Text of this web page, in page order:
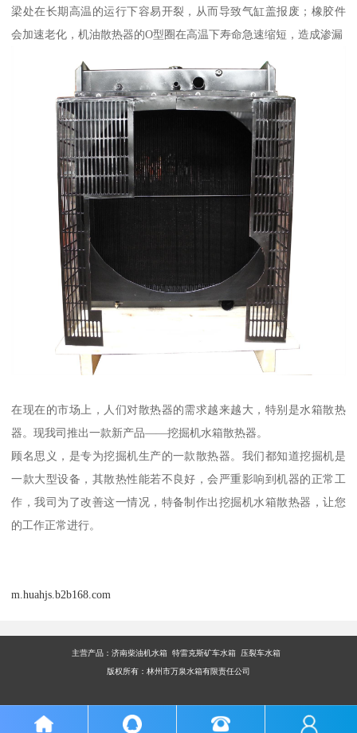
梁处在长期高温的运行下容易开裂，从而导致气缸盖报废；橡胶件
会加速老化，机油散热器的O型圈在高温下寿命急速缩短，造成渗漏
在现在的市场上，人们对散热器的需求越来越大，特别是水箱散热
器。现我司推出一款新产品——挖掘机水箱散热器。
顾名思义，是专为挖掘机生产的一款散热器。我们都知道挖掘机是
一款大型设备，其散热性能若不良好，会严重影响到机器的正常工
作，我司为了改善这一情况，特备制作出挖掘机水箱散热器，让您
的工作正常进行。
m.huahjs.b2b168.com
主营产品： 济南柴油机水箱 特雷克斯矿车水箱 压裂车水箱
版权所有：林州市万泉水箱有限责任公司